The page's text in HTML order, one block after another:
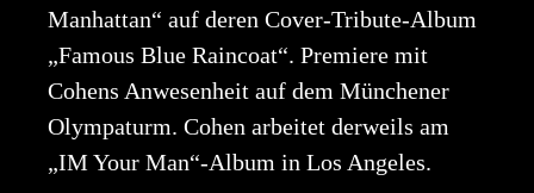
Manhattan“ auf deren Cover-Tribute-Album
„Famous Blue Raincoat“. Premiere mit
Cohens Anwesenheit auf dem Münchener
Olympaturm. Cohen arbeitet derweils am
„IM Your Man“-Album in Los Angeles.